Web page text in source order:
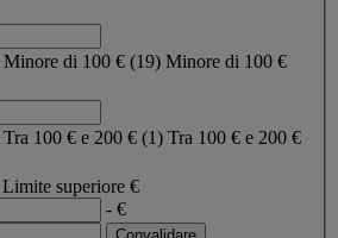
Minore di 100 € (19) Minore di 100 €
Tra 100 € e 200 € (1) Tra 100 € e 200 €
Limite superiore €
- €